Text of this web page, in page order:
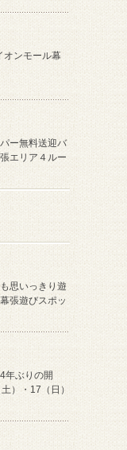
オンモール幕
ー無料送迎バ
エリア４ルー
思いっきり遊
張遊びスポッ
年ぶりの開
）・17（日）